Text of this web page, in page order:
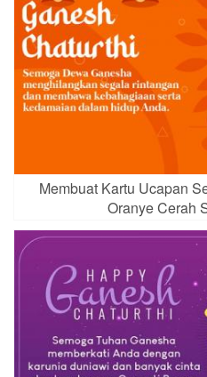
Membuat Kartu Ucapan
Oranye Cerah